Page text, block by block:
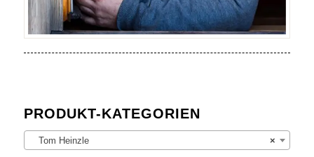
PRODUKT-KATEGORIEN
×
Tom Heinzle